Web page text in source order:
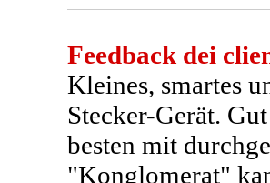
Feedback dei
Kleines, smartes
Stecker-Gerät.
besten mit
"Konglomerat"